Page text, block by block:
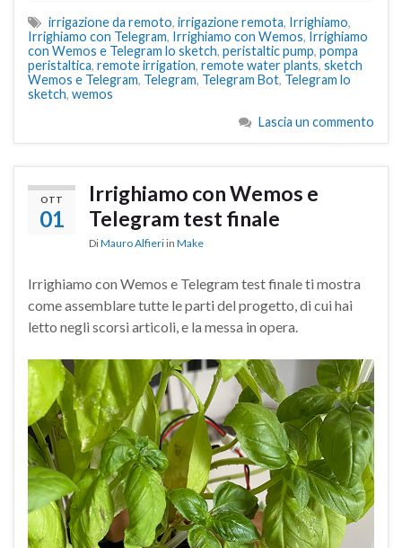
irrigazione da remoto, irrigazione remota, Irrighiamo,
Irrighiamo con Telegram, Irrighiamo con Wemos, Irrighiamo
con Wemos e Telegram lo sketch, peristaltic pump, pompa
peristaltica, remote irrigation, remote water plants, sketch
Wemos e Telegram, Telegram, Telegram Bot, Telegram lo
sketch, wemos
Lascia un commento
OTT
01
Irrighiamo con Wemos e
Telegram test finale
DiMauro Alfieri in Make
Irrighiamo con Wemos e Telegram test finale ti mostra
come assemblare tutte le parti del progetto, di cui hai
letto negli scorsi articoli, e la messa in opera.